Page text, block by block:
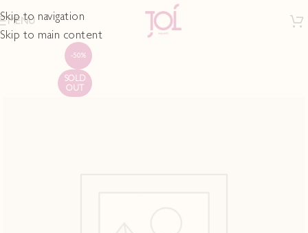
Skip to navigation
Skip to main content
MENU
-50%
SOLD
OUT